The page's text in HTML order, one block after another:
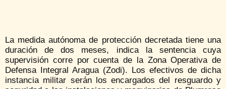
La medida autónoma de protección decretada tiene una
duración de dos meses, indica la sentencia cuya
supervisión corre por cuenta de la Zona Operativa de
Defensa Integral Aragua (Zodi). Los efectivos de dicha
instancia militar serán los encargados del resguardo y